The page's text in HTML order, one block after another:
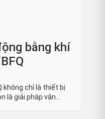
bằng khí
không chỉ là thiết bị
là giải pháp vận